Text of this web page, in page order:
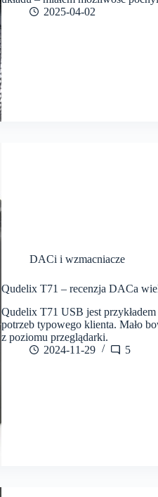
2025-04-02
DACi i wzmacniacze
Qudelix T71 – recenzja DACa
Qudelix T71 USB jest
potrzeb typowego klienta. Mało
z poziomu przeglądarki.
2024-11-29
5